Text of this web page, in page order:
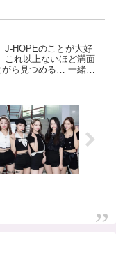
J-HOPEのことが大好
これ以上ないほど満面
ら見つめる… 一緒に